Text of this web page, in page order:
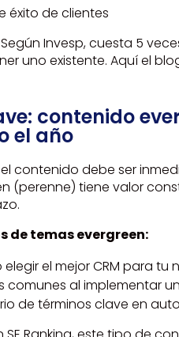
éxito de clientes
Invesp, cuesta 5
uno existente. Aquí el
contenido
el año
contenido debe ser
(perenne) tiene valor
de temas evergreen:
elegir el mejor CRM para tu
comunes al implementar
de términos clave en